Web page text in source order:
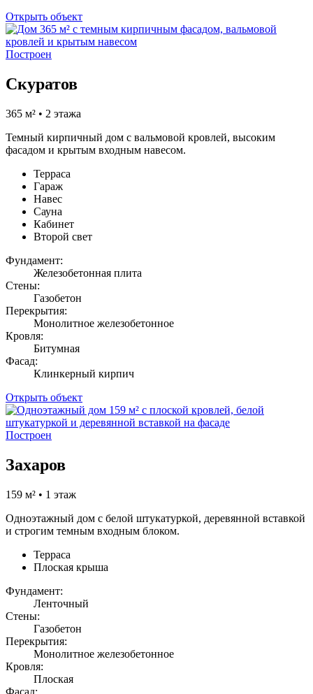
Открыть объект
Построен
Скуратов
365 м² • 2 этажа
Темный кирпичный дом с вальмовой кровлей, высоким
фасадом и крытым входным навесом.
Терраса
Гараж
Навес
Сауна
Кабинет
Второй свет
Фундамент:
Железобетонная плита
Стены:
Газобетон
Перекрытия:
Монолитное железобетонное
Кровля:
Битумная
Фасад:
Клинкерный кирпич
Открыть объект
Построен
Захаров
159 м² • 1 этаж
Одноэтажный дом с белой штукатуркой, деревянной вставкой
и строгим темным входным блоком.
Терраса
Плоская крыша
Фундамент:
Ленточный
Стены:
Газобетон
Перекрытия:
Монолитное железобетонное
Кровля:
Плоская
Фасад: